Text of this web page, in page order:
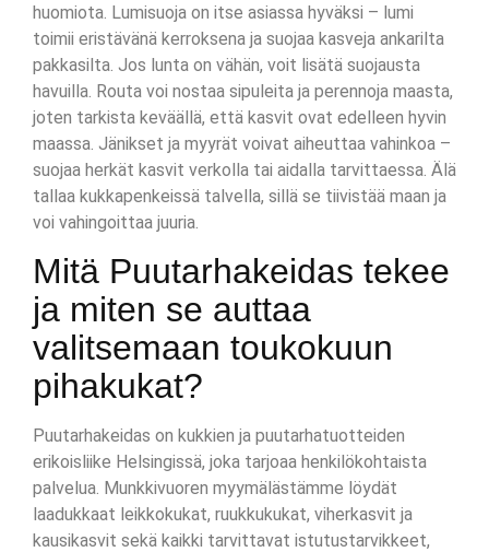
huomiota. Lumisuoja on itse asiassa hyväksi – lumi
toimii eristävänä kerroksena ja suojaa kasveja ankarilta
pakkasilta. Jos lunta on vähän, voit lisätä suojausta
havuilla. Routa voi nostaa sipuleita ja perennoja maasta,
joten tarkista keväällä, että kasvit ovat edelleen hyvin
maassa. Jänikset ja myyrät voivat aiheuttaa vahinkoa –
suojaa herkät kasvit verkolla tai aidalla tarvittaessa. Älä
tallaa kukkapenkeissä talvella, sillä se tiivistää maan ja
voi vahingoittaa juuria.
Mitä Puutarhakeidas tekee
ja miten se auttaa
valitsemaan toukokuun
pihakukat?
Puutarhakeidas on kukkien ja puutarhatuotteiden
erikoisliike Helsingissä, joka tarjoaa henkilökohtaista
palvelua. Munkkivuoren myymälästämme löydät
laadukkaat leikkokukat, ruukkukukat, viherkasvit ja
kausikasvit sekä kaikki tarvittavat istutustarvikkeet,